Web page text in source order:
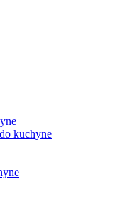
kuchyne